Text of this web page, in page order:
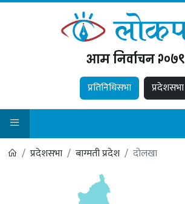
आम निर्वाचन २०७९
प्रतिनिधिसभा प्रदेशसभा
प्रदेशसभा बाग्मती प्रदेश दोलखा